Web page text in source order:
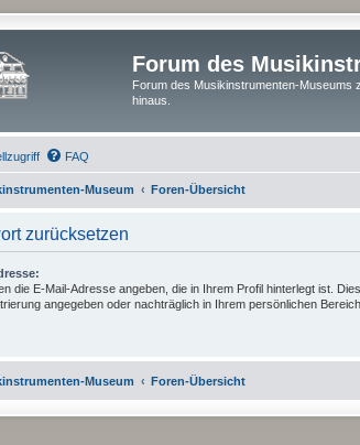
Forum des
Forum des Musikinstrumenten-Museums
hinaus.
FAQ
Museum Foren-Übersicht
zurücksetzen
die E-Mail-Adresse angeben, die in Ihrem Profil hinterlegt ist.
angegeben oder nachträglich in Ihrem persönlichen
Museum Foren-Übersicht